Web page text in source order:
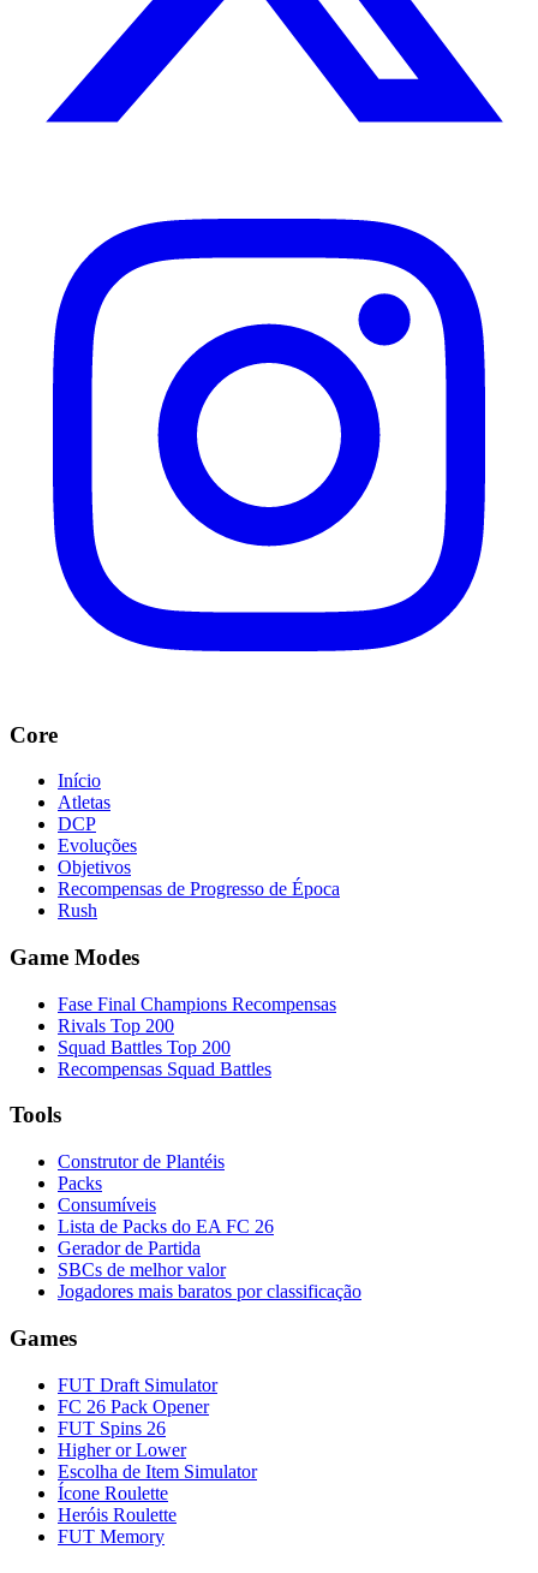
Core
Início
Atletas
DCP
Evoluções
Objetivos
Recompensas de Progresso de Época
Rush
Game Modes
Fase Final Champions Recompensas
Rivals Top 200
Squad Battles Top 200
Recompensas Squad Battles
Tools
Construtor de Plantéis
Packs
Consumíveis
Lista de Packs do EA FC 26
Gerador de Partida
SBCs de melhor valor
Jogadores mais baratos por classificação
Games
FUT Draft Simulator
FC 26 Pack Opener
FUT Spins 26
Higher or Lower
Escolha de Item Simulator
Ícone Roulette
Heróis Roulette
FUT Memory